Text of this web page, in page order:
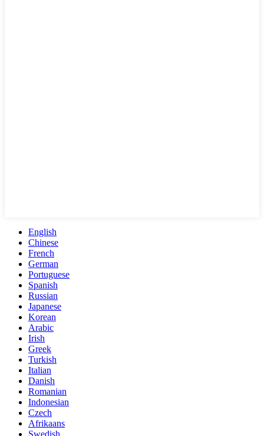
English
Chinese
French
German
Portuguese
Spanish
Russian
Japanese
Korean
Arabic
Irish
Greek
Turkish
Italian
Danish
Romanian
Indonesian
Czech
Afrikaans
Swedish